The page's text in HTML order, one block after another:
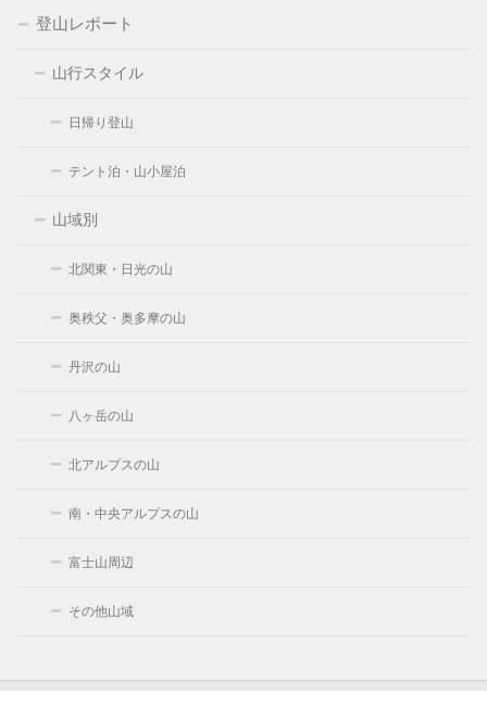
登山レポート
山行スタイル
日帰り登山
テント泊・山小屋泊
山域別
北関東・日光の山
奥秩父・奥多摩の山
丹沢の山
八ヶ岳の山
北アルプスの山
南・中央アルプスの山
富士山周辺
その他山域